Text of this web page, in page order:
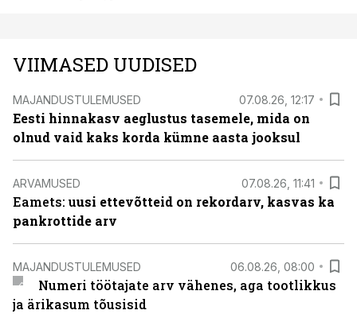
VIIMASED UUDISED
MAJANDUSTULEMUSED 07.08.26, 12:17
Eesti hinnakasv aeglustus tasemele, mida on
olnud vaid kaks korda kümne aasta jooksul
ARVAMUSED 07.08.26, 11:41
Eamets: uusi ettevõtteid on rekordarv, kasvas ka
pankrottide arv
MAJANDUSTULEMUSED 06.08.26, 08:00
Numeri töötajate arv vähenes, aga tootlikkus
ja ärikasum tõusisid